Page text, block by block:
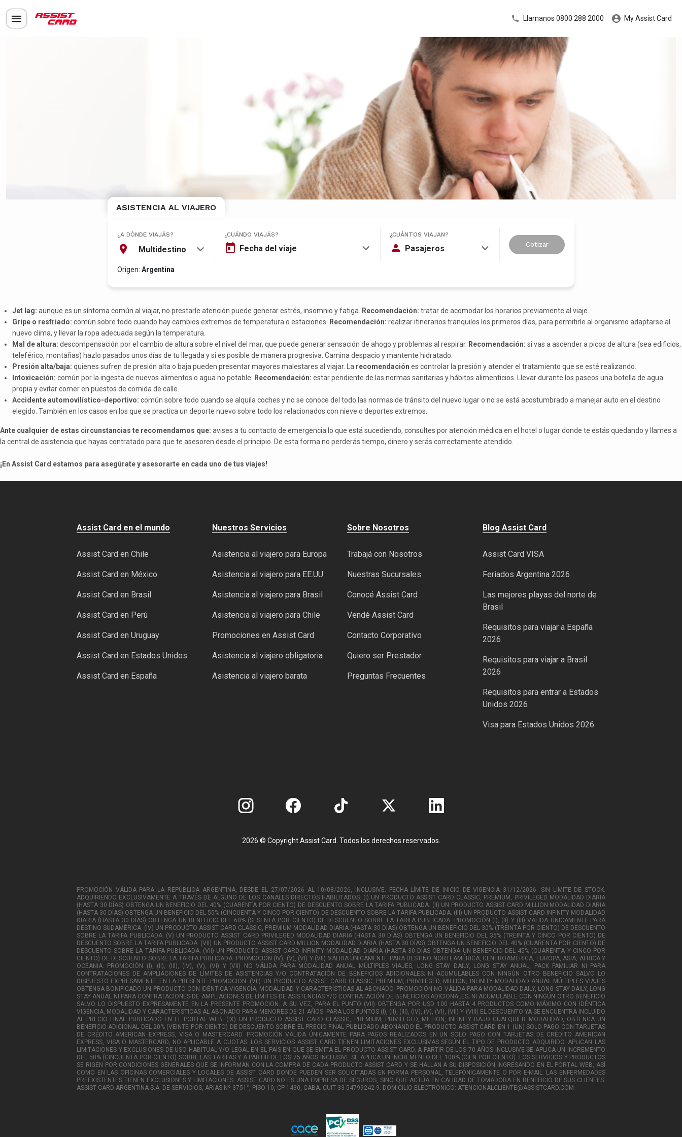
Llamanos 0800 288 2000 My Assist Card
ASISTENCIA AL VIAJERO
¿A DÓNDE VIAJÁS?
Multidestino
¿CUÁNDO VIAJÁS?
Fecha del viaje
¿CUÁNTOS VIAJAN?
Pasajeros Cotizar
Origen: Argentina
Jet lag: aunque es un síntoma común al viajar, no prestarle atención puede generar estrés, insomnio y fatiga. Recomendación: tratar de acomodar los horarios previamente al viaje.
Gripe o resfriado: común sobre todo cuando hay cambios extremos de temperatura o estaciones. Recomendación: realizar itinerarios tranquilos los primeros días, para permitirle al organismo adaptarse al
nuevo clima, y llevar la ropa adecuada según la temperatura.
Mal de altura: descompensación por el cambio de altura sobre el nivel del mar, que puede generar sensación de ahogo y problemas al respirar. Recomendación: si vas a ascender a picos de altura (sea edificios,
teleférico, montañas) hazlo pasados unos días de tu llegada y si es posible de manera progresiva. Camina despacio y mantente hidratado.
Presión alta/baja: quienes sufren de presión alta o baja pueden presentar mayores malestares al viajar. La recomendación es controlar la presión y atender el tratamiento que se esté realizando.
Intoxicación: común por la ingesta de nuevos alimentos o agua no potable: Recomendación: estar pendiente de las normas sanitarias y hábitos alimenticios. Llevar durante los paseos una botella de agua
propia y evitar comer en puestos de comida de calle.
Accidente automovilístico-deportivo: común sobre todo cuando se alquila coches y no se conoce del todo las normas de tránsito del nuevo lugar o no se está acostumbrado a manejar auto en el destino
elegido. También en los casos en los que se practica un deporte nuevo sobre todo los relacionados con nieve o deportes extremos.
Ante cualquier de estas circunstancias te recomendamos que: avises a tu contacto de emergencia lo que está sucediendo, consultes por atención médica en el hotel o lugar donde te estás quedando y llames a
la central de asistencia que hayas contratado para que te asesoren desde el principio. De esta forma no perderás tiempo, dinero y serás correctamente atendido.
¡En Assist Card estamos para asegúrate y asesorarte en cada uno de tus viajes!
Assist Card en el mundo
Assist Card en Chile
Assist Card en México
Assist Card en Brasil
Assist Card en Perú
Assist Card en Uruguay
Assist Card en Estados Unidos
Assist Card en España
Nuestros Servicios
Asistencia al viajero para Europa
Asistencia al viajero para EE.UU.
Asistencia al viajero para Brasil
Asistencia al viajero para Chile
Promociones en Assist Card
Asistencia al viajero obligatoria
Asistencia al viajero barata
Sobre Nosotros
Trabajá con Nosotros
Nuestras Sucursales
Conocé Assist Card
Vendé Assist Card
Contacto Corporativo
Quiero ser Prestador
Preguntas Frecuentes
Blog Assist Card
Assist Card VISA
Feriados Argentina 2026
Las mejores playas del norte de
Brasil
Requisitos para viajar a España
2026
Requisitos para viajar a Brasil
2026
Requisitos para entrar a Estados
Unidos 2026
Visa para Estados Unidos 2026
2026 © Copyright Assist Card. Todos los derechos reservados.
PROMOCIÓN VÁLIDA PARA LA REPÚBLICA ARGENTINA, DESDE EL 27/07/2026 AL 10/08/2026, INCLUSIVE. FECHA LÍMITE DE INICIO DE VIGENCIA 31/12/2026. SIN LÍMITE DE STOCK.
ADQUIRIENDO EXCLUSIVAMENTE A TRAVÉS DE ALGUNO DE LOS CANALES DIRECTOS HABILITADOS: (I) UN PRODUCTO ASSIST CARD CLASSIC, PREMIUM, PRIVILEGED MODALIDAD DIARIA
(HASTA 30 DÍAS) OBTENGA UN BENEFICIO DEL 40% (CUARENTA POR CIENTO) DE DESCUENTO SOBRE LA TARIFA PUBLICADA. (II) UN PRODUCTO ASSIST CARD MILLION MODALIDAD DIARIA
(HASTA 30 DÍAS) OBTENGA UN BENEFICIO DEL 55% (CINCUENTA Y CINCO POR CIENTO) DE DESCUENTO SOBRE LA TARIFA PUBLICADA. (III) UN PRODUCTO ASSIST CARD INFINITY MODALIDAD
DIARIA (HASTA 30 DÍAS) OBTENGA UN BENEFICIO DEL 60% (SESENTA POR CIENTO) DE DESCUENTO SOBRE LA TARIFA PUBLICADA. PROMOCIÓN (I), (II) Y (III) VÁLIDA ÚNICAMENTE PARA
DESTINO SUDAMÉRICA. (IV) UN PRODUCTO ASSIST CARD CLASSIC, PREMIUM MODALIDAD DIARIA (HASTA 30 DÍAS) OBTENGA UN BENEFICIO DEL 30% (TREINTA POR CIENTO) DE DESCUENTO
SOBRE LA TARIFA PUBLICADA. (V) UN PRODUCTO ASSIST CARD PRIVILEGED MODALIDAD DIARIA (HASTA 30 DÍAS) OBTENGA UN BENEFICIO DEL 35% (TREINTA Y CINCO POR CIENTO) DE
DESCUENTO SOBRE LA TARIFA PUBLICADA. (VII) UN PRODUCTO ASSIST CARD MILLION MODALIDAD DIARIA (HASTA 30 DÍAS) OBTENGA UN BENEFICIO DEL 40% (CUARENTA POR CIENTO) DE
DESCUENTO SOBRE LA TARIFA PUBLICADA. (VII) UN PRODUCTO ASSIST CARD INFINITY MODALIDAD DIARIA (HASTA 30 DÍAS OBTENGA UN BENEFICIO DEL 45% (CUARENTA Y CINCO POR
CIENTO) DE DESCUENTO SOBRE LA TARIFA PUBLICADA. PROMOCIÓN (IV), (V), (VI) Y (VII) VÁLIDA ÚNICAMENTE PARA DESTINO NORTEAMÉRICA, CENTROAMÉRICA, EUROPA, ASIA, AFRICA Y
OCEANIA. PROMOCIÓN (I), (II), (III), (IV), (V), (VI) Y (VII) NO VÁLIDA PARA MODALIDAD ANUAL MÚLTIPLES VIAJES, LONG STAY DAILY, LONG STAY ANUAL, PACK FAMILIAR NI PARA
CONTRATACIONES DE AMPLIACIONES DE LÍMITES DE ASISTENCIAS Y/O CONTRATACIÓN DE BENEFICIOS ADICIONALES; NI ACUMULABLES CON NINGÚN OTRO BENEFICIO SALVO LO
DISPUESTO EXPRESAMENTE EN LA PRESENTE PROMOCION. (VII) UN PRODUCTO ASSIST CARD CLASSIC, PREMIUM, PRIVILEGED, MILLION, INFINITY MODALIDAD ANUAL MÚLTIPLES VIAJES
OBTENGA BONIFICADO UN PRODUCTO CON IDÉNTICA VIGENCIA, MODALIDAD Y CARACTERÍSTICAS AL ABONADO. PROMOCIÓN NO VÁLIDA PARA MODALIDAD DAILY, LONG STAY DAILY, LONG
STAY ANUAL NI PARA CONTRATACIONES DE AMPLIACIONES DE LÍMITES DE ASISTENCIAS Y/O CONTRATACIÓN DE BENEFICIOS ADICIONALES; NI ACUMULABLE CON NINGÚN OTRO BENEFICIO
SALVO LO DISPUESTO EXPRESAMENTE EN LA PRESENTE PROMOCION. A SU VEZ, PARA EL PUNTO (VII) OBTENGA POR USD 100 HASTA 4 PRODUCTOS COMO MÁXIMO CON IDÉNTICA
VIGENCIA, MODALIDAD Y CARACTERÍSTICAS AL ABONADO PARA MENORES DE 21 AÑOS. PARA LOS PUNTOS (I), (II), (III), (IV), (V), (VI), (VII) Y (VIII) EL DESCUENTO YA SE ENCUENTRA INCLUIDO
AL PRECIO FINAL PUBLICADO EN EL PORTAL WEB. (IX) UN PRODUCTO ASSIST CARD CLASSIC, PREMIUM, PRIVILEGED, MILLION, INFINITY BAJO CUALQUIER MODALIDAD, OBTENGA UN
BENEFICIO ADICIONAL DEL 20% (VEINTE POR CIENTO) DE DESCUENTO SOBRE EL PRECIO FINAL PUBLICADO ABONANDO EL PRODUCTO ASSIST CARD EN 1 (UN) SOLO PAGO CON TARJETAS
DE CRÉDITO AMERICAN EXPRESS, VISA O MASTERCARD. PROMOCIÓN VÁLIDA ÚNICAMENTE PARA PAGOS REALIZADOS EN UN SOLO PAGO CON TARJETAS DE CRÉDITO AMERICAN
EXPRESS, VISA O MASTERCARD, NO APLICABLE A CUOTAS. LOS SERVICIOS ASSIST CARD TIENEN LIMITACIONES EXCLUSIVAS SEGÚN EL TIPO DE PRODUCTO ADQUIRIDO. APLICAN LAS
LIMITACIONES Y EXCLUSIONES DE USO HABITUAL Y/O LEGAL EN EL PAÍS EN QUE SE EMITA EL PRODUCTO ASSIST CARD. A PARTIR DE LOS 70 AÑOS INCLUSIVE SE APLICA UN INCREMENTO
DEL 50% (CINCUENTA POR CIENTO) SOBRE LAS TARIFAS Y A PARTIR DE LOS 75 AÑOS INCLUSIVE SE APLICA UN INCREMENTO DEL 100% (CIEN POR CIENTO). LOS SERVICIOS Y PRODUCTOS
SE RIGEN POR CONDICIONES GENERALES QUE SE INFORMAN CON LA COMPRA DE CADA PRODUCTO ASSIST CARD Y SE HALLAN A SU DISPOSICIÓN INGRESANDO EN EL PORTAL WEB, ASÍ
COMO EN LAS OFICINAS COMERCIALES Y LOCALES DE ASSIST CARD DONDE PUEDEN SER SOLICITADAS EN FORMA PERSONAL, TELEFÓNICAMENTE O POR E-MAIL. LAS ENFERMEDADES
PREEXISTENTES TIENEN EXCLUSIONES Y LIMITACIONES. ASSIST CARD NO ES UNA EMPRESA DE SEGUROS, SINO QUE ACTÚA EN CALIDAD DE TOMADORA EN BENEFICIO DE SUS CLIENTES.
ASSIST CARD ARGENTINA S.A. DE SERVICIOS, ARIAS Nº 3751°, PISO 10, CP 1430, CABA. CUIT 33-54799242-9. DOMICILIO ELECTRONICO: ATENCIONALCLIENTE@ASSISTCARD.COM